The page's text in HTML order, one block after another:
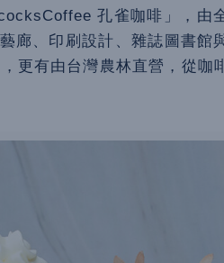
孔雀咖啡」，由
廊、印刷設計、雜誌圖書館
更有由台灣農林直營，從咖